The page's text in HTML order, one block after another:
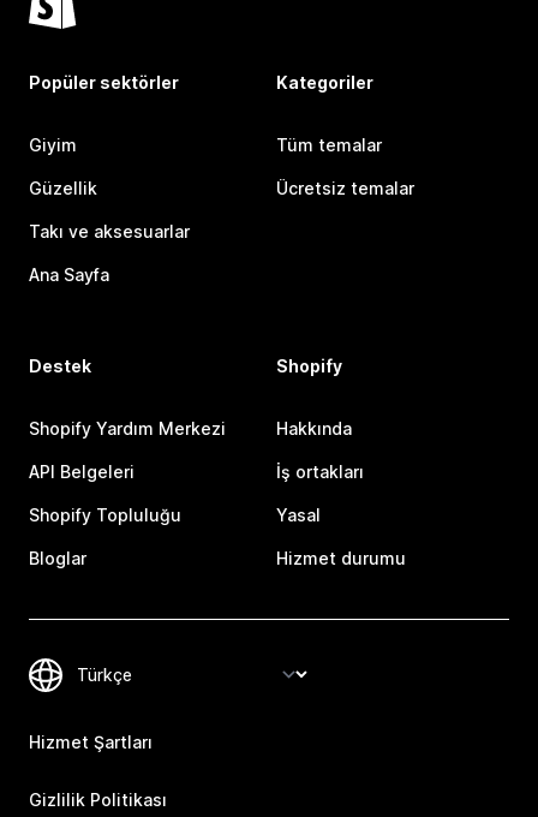
Popüler sektörler
Giyim
Güzellik
Takı ve aksesuarlar
Ana Sayfa
Kategoriler
Tüm temalar
Ücretsiz temalar
Destek
Shopify Yardım Merkezi
API Belgeleri
Shopify Topluluğu
Bloglar
Shopify
Hakkında
İş ortakları
Yasal
Hizmet durumu
Hizmet Şartları
Gizlilik Politikası